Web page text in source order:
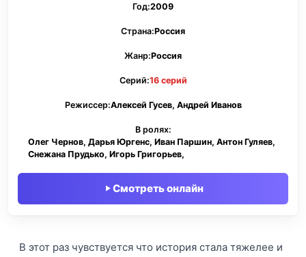
Год:2009
Страна:Россия
Жанр:Россия
Серий:16 серий
Режиссер:Алексей Гусев, Андрей Иванов
В ролях:
Олег Чернов, Дарья Юргенс, Иван Паршин, Антон Гуляев,
Снежана Прудько, Игорь Григорьев,
Смотреть онлайн
В этот раз чувствуется что история стала тяжелее и